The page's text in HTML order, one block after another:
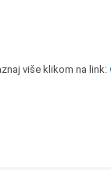
više klikom na link: